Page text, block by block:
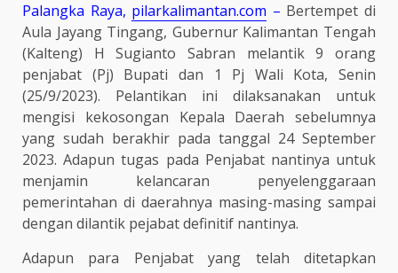
Palangka Raya, pilarkalimantan.com – Bertempet di
Aula Jayang Tingang, Gubernur Kalimantan Tengah
(Kalteng) H Sugianto Sabran melantik 9 orang
penjabat (Pj) Bupati dan 1 Pj Wali Kota, Senin
(25/9/2023). Pelantikan ini dilaksanakan untuk
mengisi kekosongan Kepala Daerah sebelumnya
yang sudah berakhir pada tanggal 24 September
2023. Adapun tugas pada Penjabat nantinya untuk
menjamin kelancaran penyelenggaraan
pemerintahan di daerahnya masing-masing sampai
dengan dilantik pejabat definitif nantinya.
Adapun para Penjabat yang telah ditetapkan